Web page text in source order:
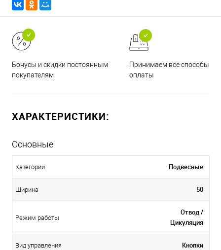
Бонусы и скидки постоянным
покупателям
Принимаем все способы
оплаты
ХАРАКТЕРИСТИКИ:
Основные
Категории Подвесные
Ширина 50
Режим работы
Отвод /
Цикуляция
Вид управления Кнопки